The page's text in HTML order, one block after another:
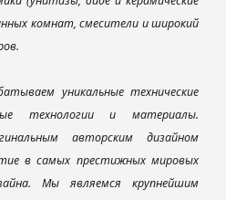
комнат, смесители и широкий
уникальные технические
технологии и материалы.
авторским дизайном
в самых престижных мировых
Мы являемся крупнейшим